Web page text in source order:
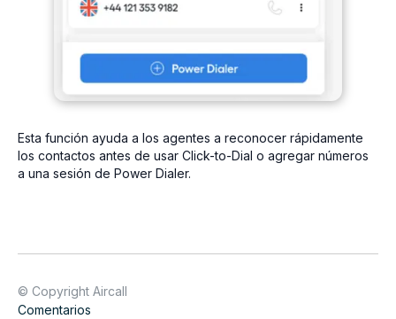
Esta función ayuda a los agentes a reconocer rápidamente
los contactos antes de usar Click-to-Dial o agregar números
a una sesión de Power Dialer.
© Copyright Aircall
Comentarios